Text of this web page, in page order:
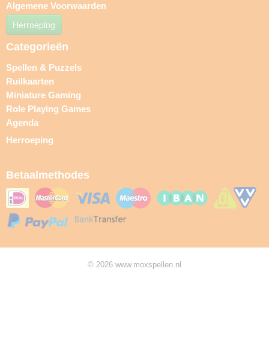
Algemene Voorwaarden
Herroeping
Categorieën
Spellen & Puzzels
Ruilkaarten
Miniature Gaming
Role Playing Games
Agenda
Herroeping
Betaalmethodes
© 2026 www.moxspellen.nl